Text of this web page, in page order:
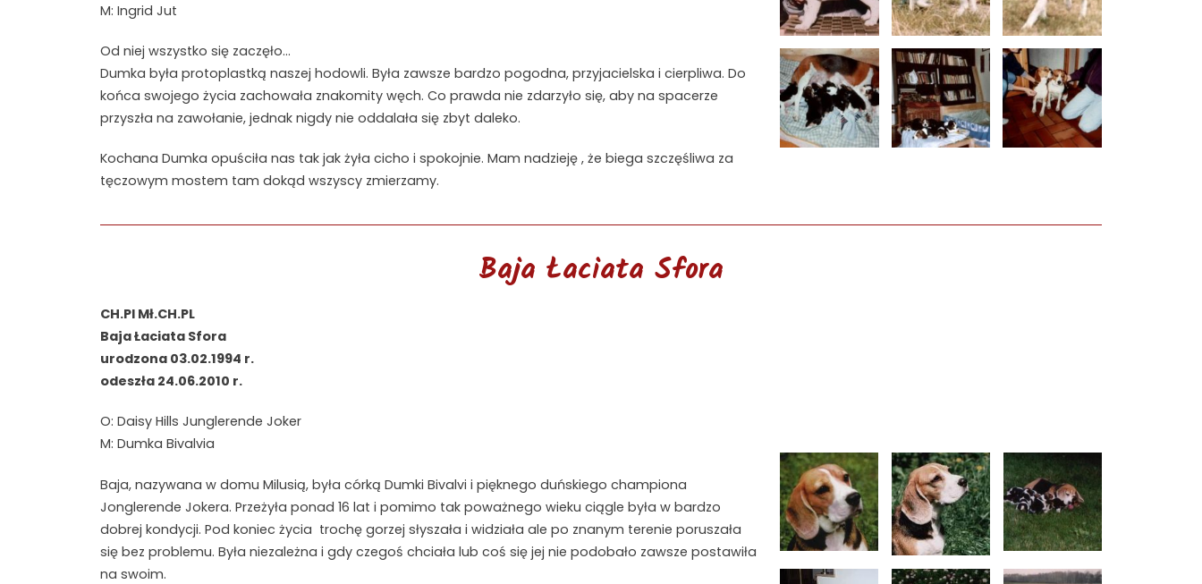
M: Ingrid Jut
Od niej wszystko się zaczęło…
Dumka była protoplastką naszej hodowli. Była zawsze bardzo pogodna, przyjacielska i cierpliwa. Do
końca swojego życia zachowała znakomity węch. Co prawda nie zdarzyło się, aby na spacerze
przyszła na zawołanie, jednak nigdy nie oddalała się zbyt daleko.
Kochana Dumka opuściła nas tak jak żyła cicho i spokojnie. Mam nadzieję , że biega szczęśliwa za
tęczowym mostem tam dokąd wszyscy zmierzamy.
Baja Łaciata Sfora
CH.Pl Mł.CH.PL
Baja Łaciata Sfora
urodzona 03.02.1994 r.
odeszła 24.06.2010 r.
O: Daisy Hills Junglerende Joker
M: Dumka Bivalvia
Baja, nazywana w domu Milusią, była córką Dumki Bivalvi i pięknego duńskiego championa
Jonglerende Jokera. Przeżyła ponad 16 lat i pomimo tak poważnego wieku ciągle była w bardzo
dobrej kondycji. Pod koniec życia trochę gorzej słyszała i widziała ale po znanym terenie poruszała
się bez problemu. Była niezależna i gdy czegoś chciała lub coś się jej nie podobało zawsze postawiła
na swoim.